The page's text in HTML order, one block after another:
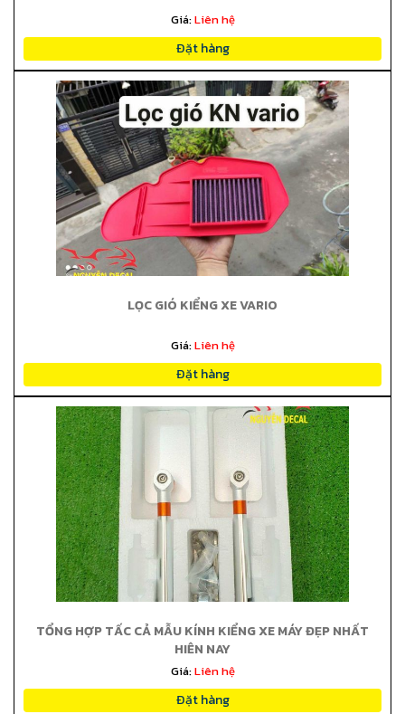
Giá:Liên hệ
Đặt hàng
LỌC GIÓ KIỂNG XE VARIO
Giá:Liên hệ
Đặt hàng
TỔNG HỢP TẤC CẢ MẪU KÍNH KIỂNG XE MÁY ĐẸP NHẤT
HIỆN NAY
Giá:Liên hệ
Đặt hàng